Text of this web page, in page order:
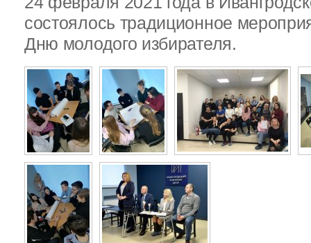
состоялось традиционное
Дню молодого избирателя.